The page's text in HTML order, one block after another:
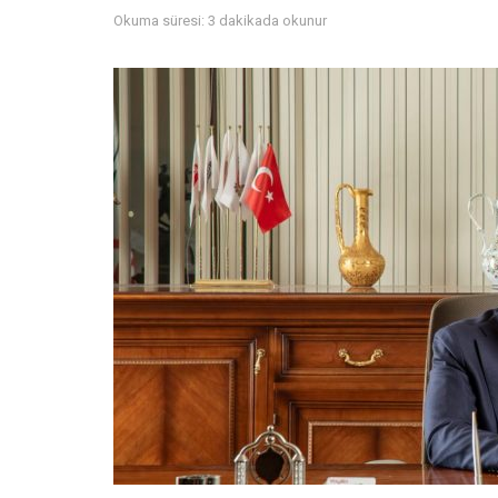
Okuma süresi: 3 dakikada okunur